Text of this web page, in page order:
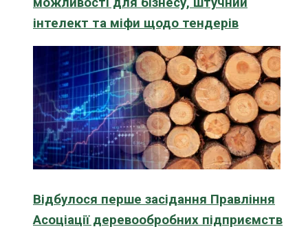
інтелект та міфи щодо тендерів
Відбулося перше засідання Правління
Асоціації деревообробних підприємств